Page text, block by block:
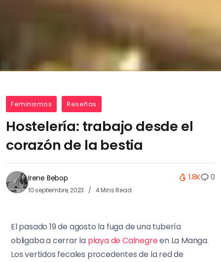
Feminismos Reseñas
Hostelería: trabajo desde el
corazón de la bestia
Irene Bebop
10 septiembre, 2023 4 Mins Read
1.8K 0
El pasado 19 de agosto la fuga de una tubería
obligaba a cerrar la playa de Calnegreen La Manga.
Los vertidos fecales procedentes de la red de